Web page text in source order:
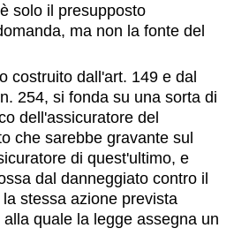
solo il presupposto
ma non la fonte del
costruito dall'art. 149 e dal
254, si fonda su una sorta di
dell'assicuratore del
che sarebbe gravante sul
di quest'ultimo, e
dal danneggiato contro il
stessa azione prevista
alla quale la legge assegna un